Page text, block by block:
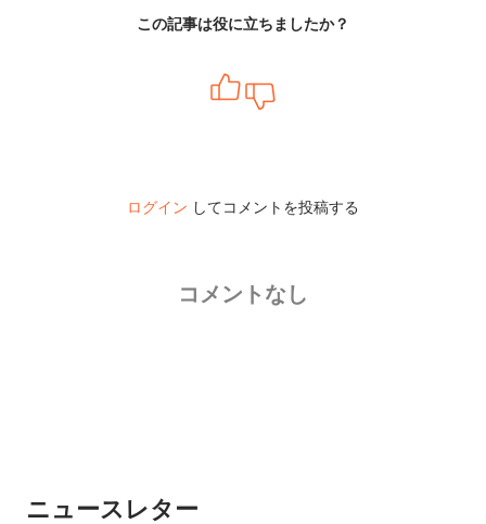
この記事は役に立ちましたか？
ログイン してコメントを投稿する
コメントなし
ニュースレター